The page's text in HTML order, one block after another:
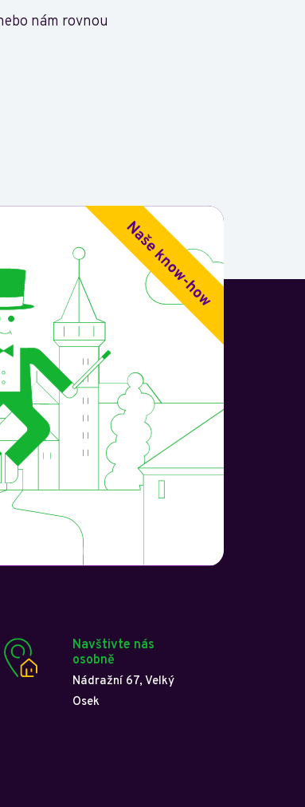
nám rovnou
Navštivte nás
osobně
Nádražní 67, Velký
Osek